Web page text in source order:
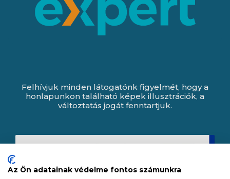
Felhívjuk minden látogatónk figyelmét, hogy a
honlapunkon található képek illusztrációk, a
változtatás jogát fenntartjuk.
Az Ön adatainak védelme fontos számunkra